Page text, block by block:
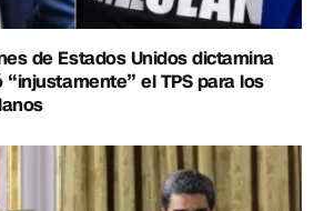
de Estados Unidos dictamina
el TPS para los